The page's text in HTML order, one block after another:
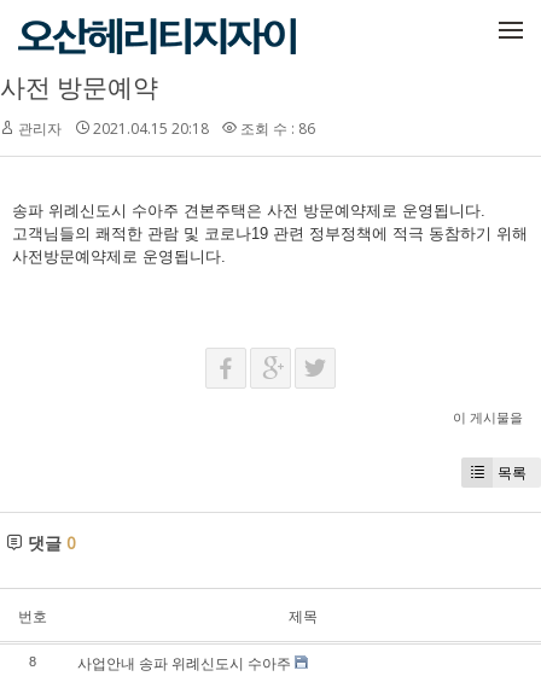
메뉴 건너뛰기
사전 방문예약
관리자 2021.04.15 20:18 조회 수 : 86
송파 위례신도시 수아주 견본주택은 사전 방문예약제로 운영됩니다.
고객님들의 쾌적한 관람 및 코로나19 관련 정부정책에 적극 동참하기 위해
사전방문예약제로 운영됩니다.
이 게시물을
목록
댓글 0
번호 제목
8 사업안내 송파 위례신도시 수아주